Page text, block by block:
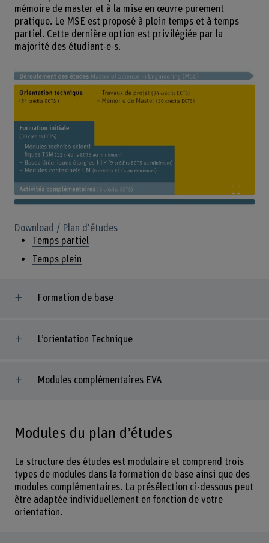
mémoire de master et à la mise en œuvre purement
pratique. Le MSE est proposé à plein temps et à temps
partiel. Cette dernière option est privilégiée par la
majorité des étudiant-e-s.
Download / Plan d'études
Temps partiel
Temps plein
Formation de base
L’orientation Technique
Modules complémentaires EVA
Modules du plan d’études
La structure des études est modulaire et comprend trois
types de modules dans la formation de base ainsi que des
modules complémentaires. La présélection ci-dessous peut
être adaptée individuellement en fonction de votre
orientation.